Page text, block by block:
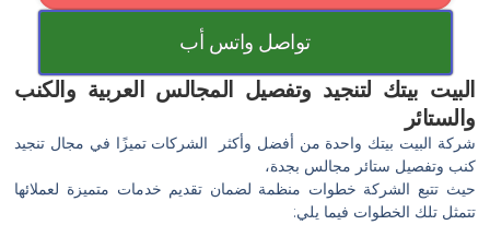
تواصل واتس أب
البيت بيتك لتنجيد وتفصيل المجالس العربية والكنب
والستائر
شركة البيت بيتك واحدة من أفضل وأكثر الشركات تميزًا في مجال تنجيد
كنب وتفصيل ستائر مجالس بجدة،
حيث تتبع الشركة خطوات منظمة لضمان تقديم خدمات متميزة لعملائها
تتمثل تلك الخطوات فيما يلي: